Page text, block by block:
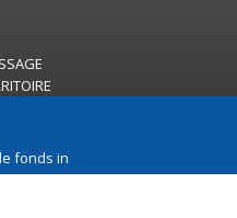
incendies de forêt